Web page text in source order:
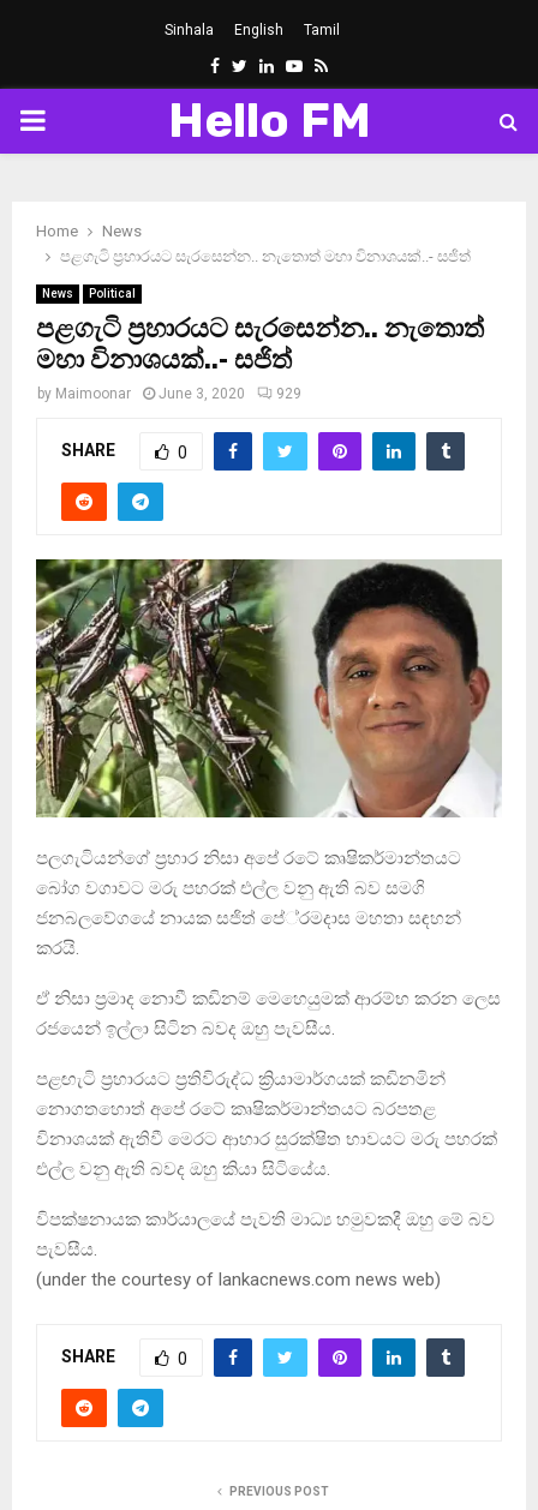
Sinhala English Tamil
Facebook
Twitter
LinkedinYoutube
Rss
PRIMARY
Hello FM
Home
News
පළගැටි ප‍්‍රහාරයට සැරසෙන්න.. නැතොත් මහා විනාශයක්..- සජිත්
News Political
පළගැටි ප‍්‍රහාරයට සැරසෙන්න.. නැතොත්
මහා විනාශයක්..- සජිත්
by Maimoonar June 3, 2020 929
SHARE 0
පලගැටියන්ගේ ප්‍රහාර නිසා අපේ රටේ කෘෂිකර්මාන්තයට
බෝග වගාවට මරු පහරක් එල්ල වනු ඇති බව සමගි
ජනබලවේගයේ නායක සජිත් පේ‍්‍රමදාස මහතා සඳහන්
කරයි.
ඒ නිසා ප්‍රමාද නොවී කඩිනම් මෙහෙයුමක් ආරම්භ කරන ලෙස
රජයෙන් ඉල්ලා සිටින බවද ඔහු පැවසීය.
පළඟැටි ප්‍රහාරයට ප්‍රතිවිරුද්ධ ක්‍රියාමාර්ගයක් කඩිනමින්
නොගතහොත් අපේ රටේ කෘෂිකර්මාන්තයට බරපතළ
විනාශයක් ඇතිවී මෙරට ආහාර සුරක්ෂිත භාවයට මරු පහරක්
එල්ල වනු ඇති බවද ඔහු කියා සිටියේය.
විපක්ෂනායක කාර්යාලයේ පැවති මාධ්‍ය හමුවකදී ඔහු මේ බව
පැවසීය.
(under the courtesy of lankacnews.com news web)
SHARE 0
PREVIOUS POST